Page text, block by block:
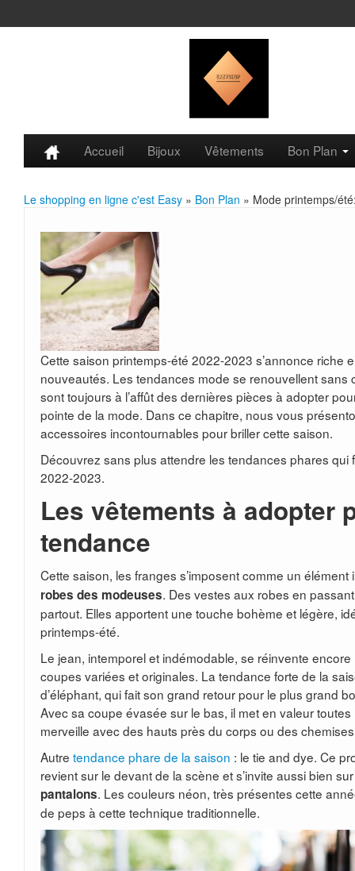
Accueil Bijoux Vêtements Bon Plan
Le shopping en ligne c'est Easy » Bon Plan » Mode printemps/
Cette saison printemps-été 2022-2023 s’annonce riche
nouveautés. Les tendances mode se renouvellent sans
sont toujours à l’affût des dernières pièces à adopter
pointe de la mode. Dans ce chapitre, nous vous
accessoires incontournables pour briller cette saison.
Découvrez sans plus attendre les tendances phares
2022-2023.
Les vêtements à adopter
tendance
Cette saison, les franges s’imposent comme un
robes des modeuses. Des vestes aux robes en
partout. Elles apportent une touche bohème et légère,
printemps-été.
Le jean, intemporel et indémodable, se réinvente
coupes variées et originales. La tendance forte de la
d’éléphant, qui fait son grand retour pour le plus grand
Avec sa coupe évasée sur le bas, il met en valeur
merveille avec des hauts près du corps ou des
Autre tendance phare de la saison : le tie and dye. Ce
revient sur le devant de la scène et s’invite aussi bien
pantalons. Les couleurs néon, très présentes cette
de peps à cette technique traditionnelle.